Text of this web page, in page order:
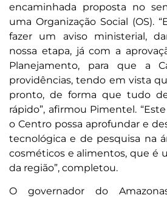
encaminhada proposta no
uma Organização Social (OS).
fazer um aviso ministerial,
nossa etapa, já com a
Planejamento, para que a
providências, tendo em vista
pronto, de forma que tudo
rápido”, afirmou Pimentel.
o Centro possa aprofundar e
tecnológica e de pesquisa na
cosméticos e alimentos, que é
da região”, completou.
O governador do